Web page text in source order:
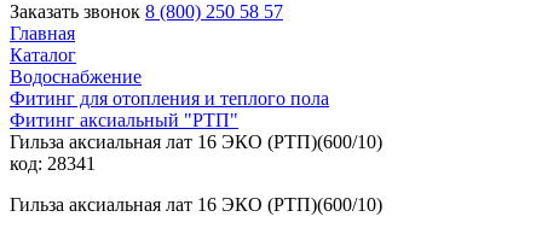
Заказать звонок 8 (800) 250 58 57
Главная
Каталог
Водоснабжение
Фитинг для отопления и теплого пола
Фитинг аксиальный "РТП"
Гильза аксиальная лат 16 ЭКО (РТП)(600/10)
код: 28341
Гильза аксиальная лат 16 ЭКО (РТП)(600/10)